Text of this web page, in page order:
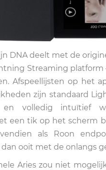
DNA deelt met de
Streaming
Afspeellijsten op het
zijn standaard
en volledig intuïtief
een tik op het scherm
als Roon
ooit met de onlangs
Aries zou niet